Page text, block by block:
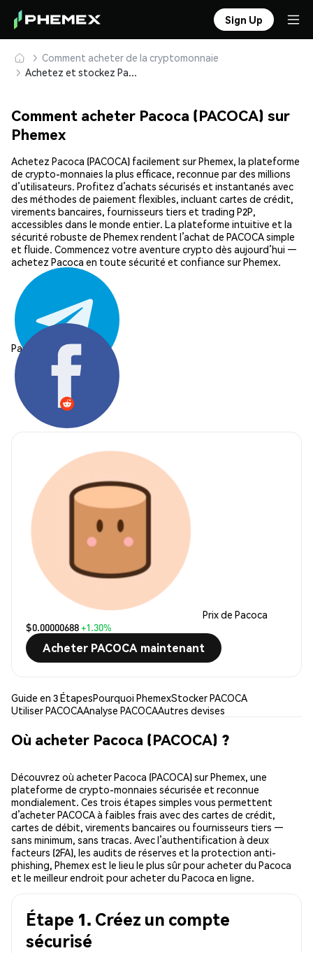
Sign Up
Comment acheter de la cryptomonnaie
Achetez et stockez Pacoca (PACOCA) en toute sécurité
Comment acheter Pacoca (PACOCA) sur
Phemex
Achetez Pacoca (PACOCA) facilement sur Phemex, la plateforme
de crypto-monnaies la plus efficace, reconnue par des millions
d’utilisateurs. Profitez d’achats sécurisés et instantanés avec
des méthodes de paiement flexibles, incluant cartes de crédit,
virements bancaires, fournisseurs tiers et trading P2P,
accessibles dans le monde entier. La plateforme intuitive et la
sécurité robuste de Phemex rendent l’achat de PACOCA simple
et fluide. Commencez votre aventure crypto dès aujourd’hui —
achetez Pacoca en toute sécurité et confiance sur Phemex.
Partager:
Prix de Pacoca
$0.00000688+1.30%
Acheter PACOCA maintenant
Guide en 3 ÉtapesPourquoi PhemexStocker PACOCA
Utiliser PACOCAAnalyse PACOCAAutres devises
Où acheter Pacoca (PACOCA) ?
Découvrez où acheter Pacoca (PACOCA) sur Phemex, une
plateforme de crypto-monnaies sécurisée et reconnue
mondialement. Ces trois étapes simples vous permettent
d’acheter PACOCA à faibles frais avec des cartes de crédit,
cartes de débit, virements bancaires ou fournisseurs tiers —
sans minimum, sans tracas. Avec l’authentification à deux
facteurs (2FA), les audits de réserves et la protection anti-
phishing, Phemex est le lieu le plus sûr pour acheter du Pacoca
et le meilleur endroit pour acheter du Pacoca en ligne.
Étape 1. Créez un compte
sécurisé